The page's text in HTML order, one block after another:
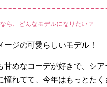
、どんなモデルになりたい？
ージの可愛らしいモデル！
甘めなコーデが好きで、シ
憧れてて、今年はもっとた